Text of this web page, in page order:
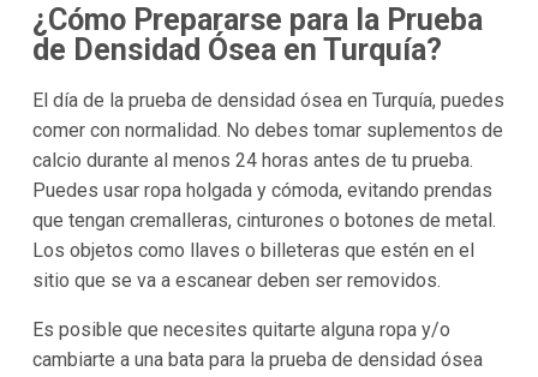
¿Cómo Prepararse para la Prueba
de Densidad Ósea en Turquía?
El día de la prueba de densidad ósea en Turquía, puedes
comer con normalidad. No debes tomar suplementos de
calcio durante al menos 24 horas antes de tu prueba.
Puedes usar ropa holgada y cómoda, evitando prendas
que tengan cremalleras, cinturones o botones de metal.
Los objetos como llaves o billeteras que estén en el
sitio que se va a escanear deben ser removidos.
Es posible que necesites quitarte alguna ropa y/o
cambiarte a una bata para la prueba de densidad ósea